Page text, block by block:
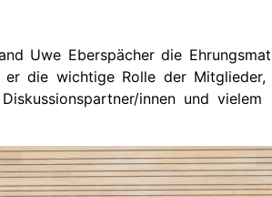
Uwe Eberspächer die
die wichtige Rolle der
innen und